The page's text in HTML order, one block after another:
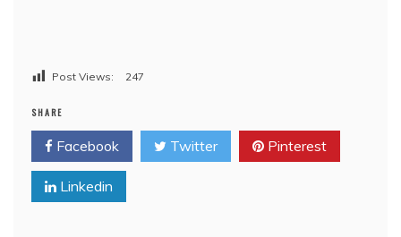
Post Views: 247
SHARE
Facebook Twitter Pinterest
Linkedin